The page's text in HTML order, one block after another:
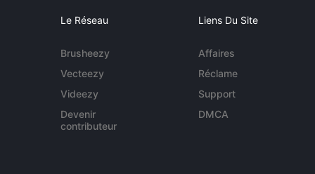
Le Réseau
Brusheezy
Vecteezy
Videezy
Devenir
contributeur
Liens Du Site
Affaires
Réclame
Support
DMCA